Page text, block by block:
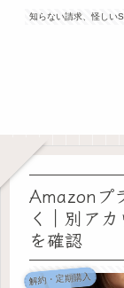
知らない請求、怪しい
Amazonプ
く｜別ア
を確認
解約・定期購入